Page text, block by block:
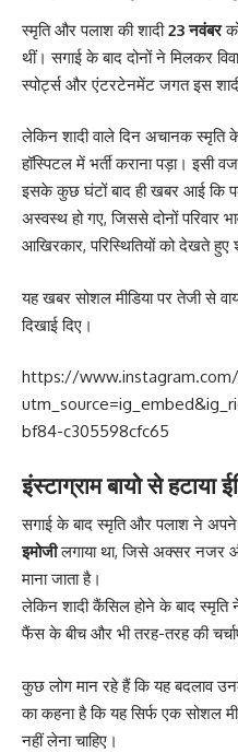
स्मृति और पलाश की शादी23 नवंबर
थीं। सगाई के बाद दोनों ने मिलकर
स्पोर्ट्स और एंटरटेनमेंट जगत इस
लेकिन शादी वाले दिन अचानक स्मृति
हॉस्पिटल में भर्ती कराना पड़ा। इसी
इसके कुछ घंटों बाद ही खबर आई कि
अस्वस्थ हो गए, जिससे दोनों परिवार
आखिरकार, परिस्थितियों को देखते हुए
यह खबर सोशल मीडिया पर तेजी से
दिखाई दिए।
https://www.instagram.com/
bf84-c305598cfc65
इंस्टाग्राम बायो से हटाया
सगाई के बाद स्मृति और पलाश ने
इमोजीलगाया था, जिसे अक्सर नजर
माना जाता है।
लेकिन शादी कैंसिल होने के बाद स्मृति
फैंस के बीच और भी तरह-तरह की
कुछ लोग मान रहे हैं कि यह बदलाव
का कहना है कि यह सिर्फ एक सोशल
नहीं लेना चाहिए।